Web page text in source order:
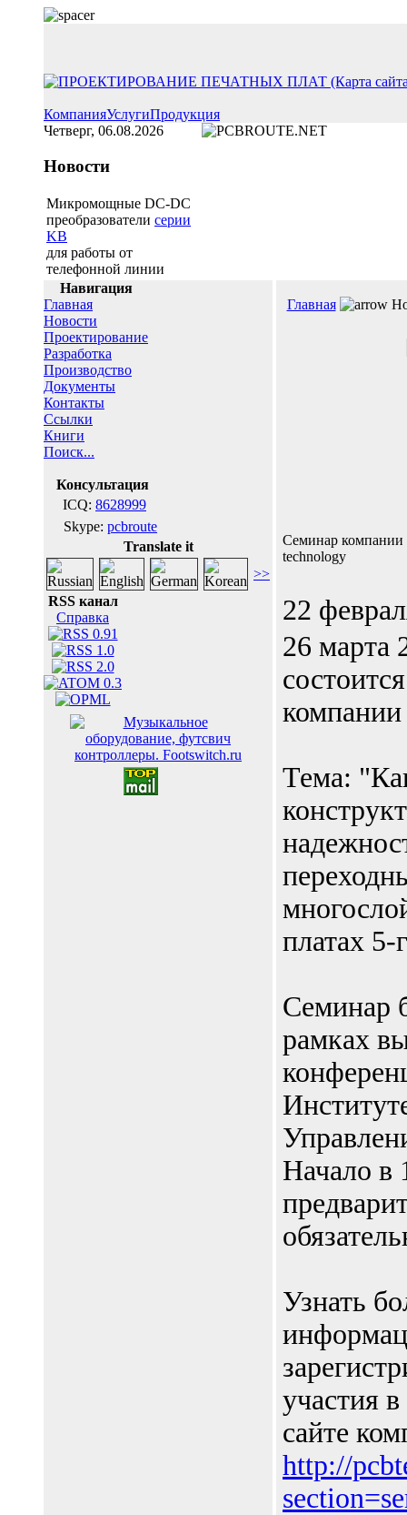
КомпанияУслугиПродукция
Четверг, 06.08.2026
Новости
Микромощные DC-DC
преобразователи серии
KB
для работы от
телефонной линии
Навигация
Главная
Новости
Проектирование
Разработка
Производство
Документы
Контакты
Ссылки
Книги
Поиск...
Консультация
ICQ: 8628999
Skype: pcbroute
Translate it
>>
RSS канал
Справка
Главная
Cеминар компании
technology
22
26 марта
Тема:
платах 5-
Семинар
рамках
Начало в
Узнать
участия
сайте
http://